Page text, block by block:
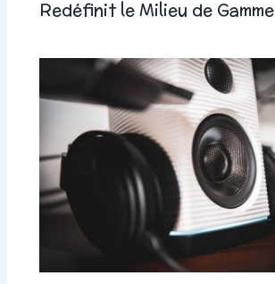
Redéfinit le Milieu de Gamme